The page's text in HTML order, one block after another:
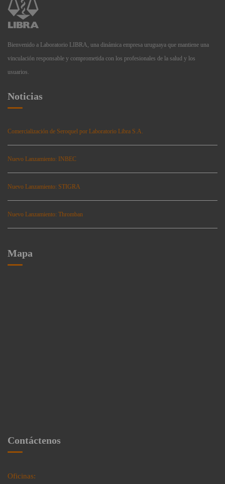
Bienvenido a Laboratorio LIBRA, una dinámica empresa uruguaya que mantiene una
vinculación responsable y comprometida con los profesionales de la salud y los
usuarios.
Noticias
Comercialización de Seroquel por Laboratorio Libra S.A.
Nuevo Lanzamiento: INBEC
Nuevo Lanzamiento: STIGRA
Nuevo Lanzamiento: Thromban
Mapa
Contáctenos
Oficinas: